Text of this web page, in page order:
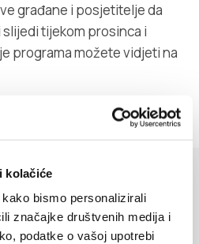
kolačiće
bismo personalizirali
značajke društvenih medija i
podatke o vašoj upotrebi
30,
Upute
građane i posjetitelje da
tijekom prosinca i
programa možete vidjeti na